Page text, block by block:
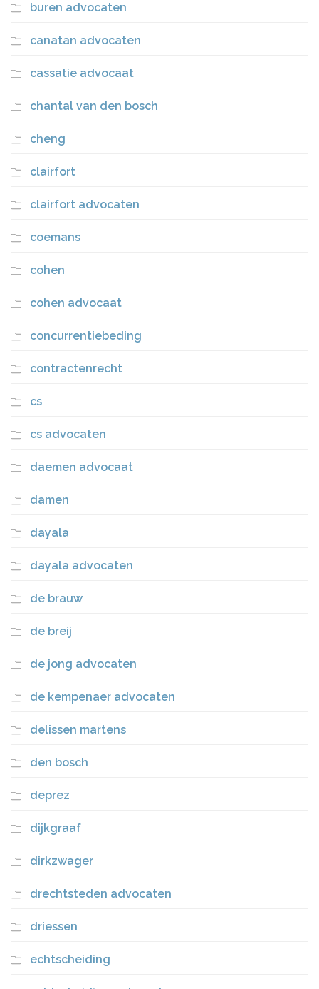
buren advocaten
canatan advocaten
cassatie advocaat
chantal van den bosch
cheng
clairfort
clairfort advocaten
coemans
cohen
cohen advocaat
concurrentiebeding
contractenrecht
cs
cs advocaten
daemen advocaat
damen
dayala
dayala advocaten
de brauw
de breij
de jong advocaten
de kempenaer advocaten
delissen martens
den bosch
deprez
dijkgraaf
dirkzwager
drechtsteden advocaten
driessen
echtscheiding